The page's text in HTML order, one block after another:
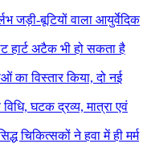
जड़ी-बूटियों वाला आयुर्वेदिक
हार्ट अटैक भी हो सकता है
का विस्तार किया, दो नई
घटक द्रव्य, मात्रा एवं
चिकित्सकों ने हवा में ही मर्म